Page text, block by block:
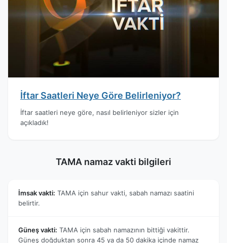
İftar Saatleri Neye Göre Belirleniyor?
İftar saatleri neye göre, nasıl belirleniyor sizler için
açıkladık!
TAMA namaz vakti bilgileri
İmsak vakti: TAMA için sahur vakti, sabah namazı saatini
belirtir.
Güneş vakti: TAMA için sabah namazının bittiği vakittir.
Güneş doğduktan sonra 45 ya da 50 dakika içinde namaz